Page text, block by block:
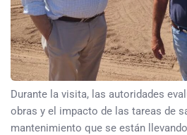
Durante la visita, las autoridades
obras y el impacto de las tareas de
mantenimiento que se están